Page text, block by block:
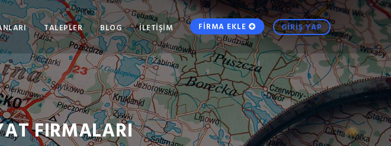
TALEPLER BLOG İLETİŞİM FİRMA EKLE GİRİŞ YAP
FIRMALARI